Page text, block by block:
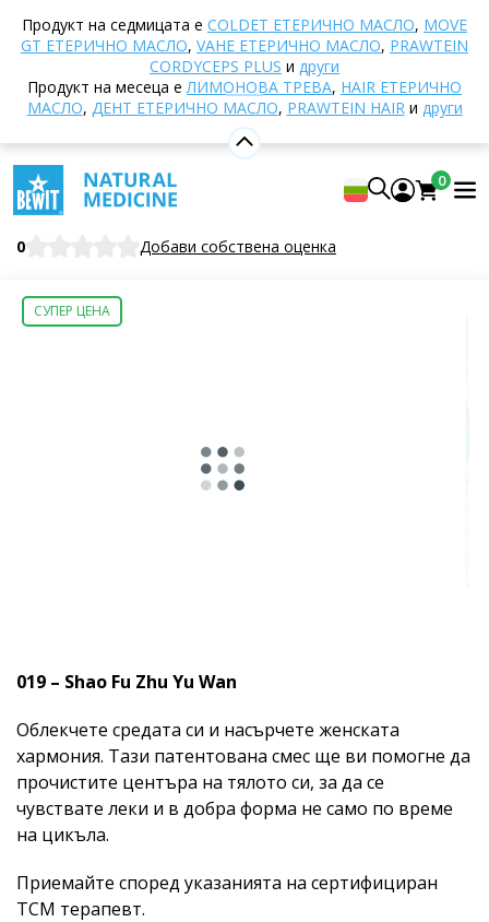
Продукт на седмицата е COLDET EТЕРИЧНО МАСЛО, MOVE
GT ЕТЕРИЧНО МАСЛО, VAHE ЕТЕРИЧНО МАСЛО, PRAWTEIN
CORDYCEPS PLUS и други
Продукт на месеца еЛИМОНОВА ТРЕВА, HAIR ЕТЕРИЧНО
МАСЛО, ДЕНТ ЕТЕРИЧНО МАСЛО, PRAWTEIN HAIRи други
0
ТКМ – Традиционна китайска медицина
019 -
Удовлетворен център
019 - Удовлетворен център
Хранителна добавка
BEWIT Satisfied Centre
0 Добави собствена оценка
СУПЕР ЦЕНА
019 – Shao Fu Zhu Yu Wan
Облекчете средата си и насърчете женската
хармония. Тази патентована смес ще ви помогне да
прочистите центъра на тялото си, за да се
чувствате леки и в добра форма не само по време
на цикъла.
Приемайте според указанията на сертифициран
TCM терапевт.